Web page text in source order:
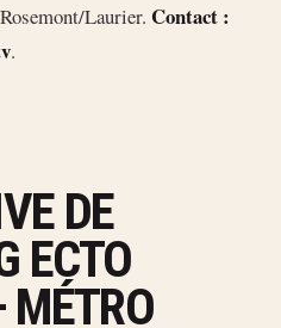
Laurier. Contact :
.
DE
ECTO
MÉTRO